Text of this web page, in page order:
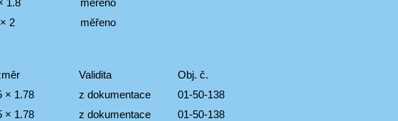
2 měřeno
Validita
Obj. č.
× 1.78 z dokumentace
01-50-138
× 1.78 z dokumentace 01-50-138